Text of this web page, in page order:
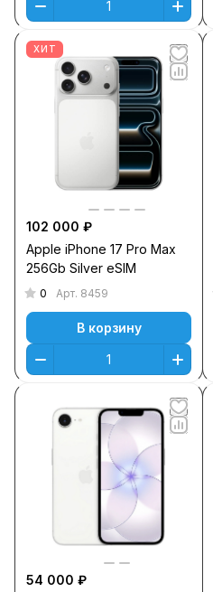
ХИТ
102 000 ₽
Apple iPhone 17 Pro Max
256Gb Silver eSIM
0 Арт. 8459
В корзину
54 000 ₽